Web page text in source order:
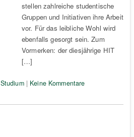
stellen zahlreiche studentische
Gruppen und Initiativen ihre Arbeit
vor. Für das leibliche Wohl wird
ebenfalls gesorgt sein. Zum
Vormerken: der diesjährige HIT
[…]
Studium| Keine Kommentare